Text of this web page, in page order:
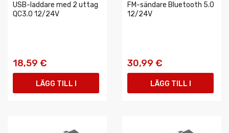
USB-laddare med 2 uttag
QC3.0 12/24V
18,59 €
LÄGG TILL I
FM-sändare Bluetooth 5.0
12/24V
30,99 €
LÄGG TILL I